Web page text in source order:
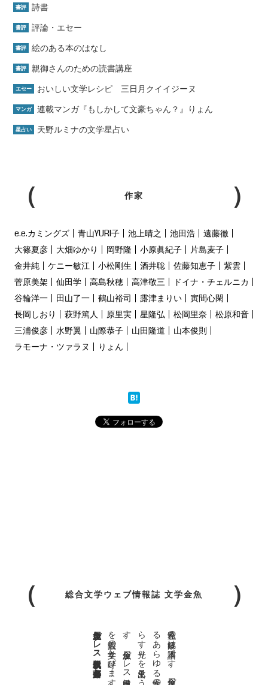
書評 詩書
書評 評論・エセー
書評 絵のある本のはなし
書評 親御さんのための読書講座
エセー おいしい文学レシピ 三日月クイイジーヌ
マンガ 連載マンガ『もしかして文豪ちゃん？』りょん
星占い 天野ルミナの文学星占い
作家
e.e.カミングズ 青山YURI子 池上晴之 池田浩
遠藤徹
大篠夏彦
大畑ゆかり 岡野隆 小原眞紀子
片島麦子
金井純
ケニー敏江 小松剛生 酒井聡 佐藤知恵子
紫雲
菅原美架
仙田学 高島秋穂 高津敬三
ドイナ・チェルニカ
谷輪洋一
田山了一 鶴山裕司 露津まりい
寅間心閑
長岡しおり
萩野篤人 原里実 星隆弘 松岡里奈
松原和音
三浦俊彦
水野翼 山際恭子 山田隆道
山本俊則
ラモーナ・ツァラヌ
りょん
総合文学ウェブ情報誌 文学金魚
。
金魚屋プレス日本版代表 齋藤都